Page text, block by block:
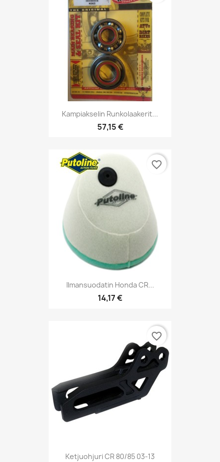
Kampiakselin Runkolaakerit...
57,15 €
Ilmansuodatin Honda CR...
14,17 €
favorite_border
Ketjuohjuri CR 80/85 03-13
favorite_border